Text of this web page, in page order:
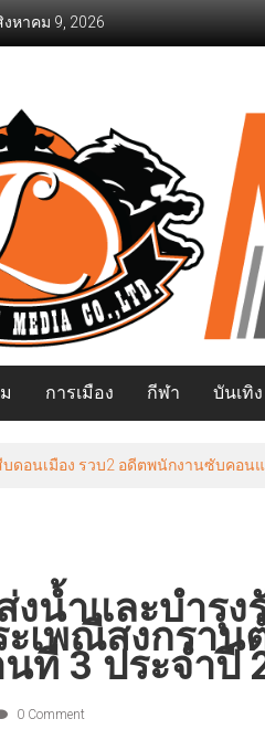
หาคม 9, 2026
การเมือง กีฬา บันเทิง
บดอนเมือง รวบ2 อดีตพนักงานซับคอน
งน้ำและบำรุ
เพณีสงกราน
ที่ 3 ประจำปี
0 Comment